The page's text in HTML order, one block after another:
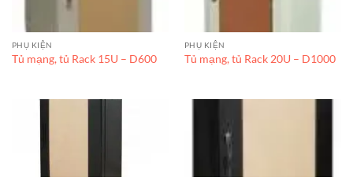
PHỤ KIỆN
Tủ mạng, tủ Rack 15U – D600
PHỤ KIỆN
Tủ mạng, tủ Rack 20U – D1000